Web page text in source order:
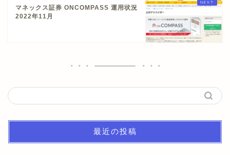
マネックス証券 ONCOMPASS 運用状況
2022年11月
最近の投稿